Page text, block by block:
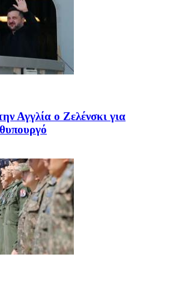
Αγγλία ο Ζελένσκι για